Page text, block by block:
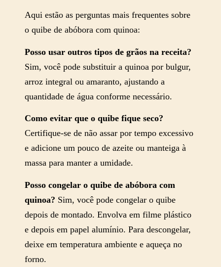
Aqui estão as perguntas mais frequentes sobre
o quibe de abóbora com quinoa:
Posso usar outros tipos de grãos na receita?
Sim, você pode substituir a quinoa por bulgur,
arroz integral ou amaranto, ajustando a
quantidade de água conforme necessário​​​​.
Como evitar que o quibe fique seco?
Certifique-se de não assar por tempo excessivo
e adicione um pouco de azeite ou manteiga à
massa para manter a umidade​​.
Posso congelar o quibe de abóbora com
quinoa? Sim, você pode congelar o quibe
depois de montado. Envolva em filme plástico
e depois em papel alumínio. Para descongelar,
deixe em temperatura ambiente e aqueça no
forno​​​​.